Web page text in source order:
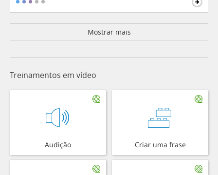
Mostrar mais
Treinamentos em vídeo
Audição Criar uma frase